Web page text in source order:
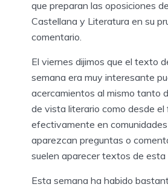
que preparan las oposiciones
Castellana y Literatura en su
comentario.
El viernes dijimos que el texto
semana era muy interesante
acercamientos al mismo tanto
de vista literario como desde el
efectivamente en
aparezcan preguntas o
suelen aparecer textos de esta
Esta semana ha habido